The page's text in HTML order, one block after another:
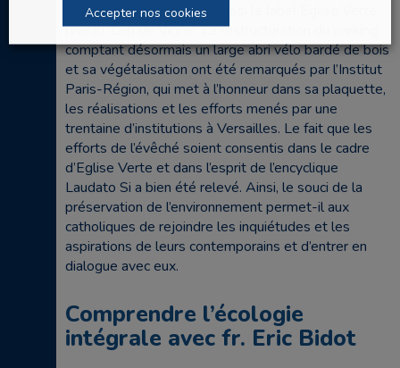
reste et ont obtenu eux aussi le label Eglise Verte
niveau ‘Cep de Vigne’. La restructuration du parking
comptant désormais un large abri vélo bardé de bois
et sa végétalisation ont été remarqués par l’Institut
Paris-Région, qui met à l’honneur dans sa plaquette,
les réalisations et les efforts menés par une
trentaine d’institutions à Versailles. Le fait que les
efforts de l’évêché soient consentis dans le cadre
d’Eglise Verte et dans l’esprit de l’encyclique
Laudato Si a bien été relevé. Ainsi, le souci de la
préservation de l’environnement permet-il aux
catholiques de rejoindre les inquiétudes et les
aspirations de leurs contemporains et d’entrer en
dialogue avec eux.
Comprendre l’écologie
intégrale avec fr. Eric Bidot
Accepter nos cookies